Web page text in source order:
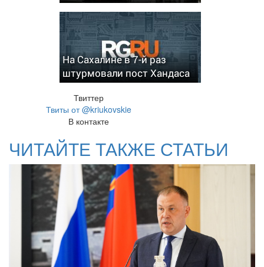
На Сахалине в 7-й раз
штурмовали пост Хандаса
Твиттер
Твиты от @kriukovskie
В контакте
ЧИТАЙТЕ ТАКЖЕ СТАТЬИ